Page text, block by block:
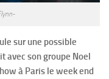
sur une possible
avec son groupe Noel
à Paris le week end